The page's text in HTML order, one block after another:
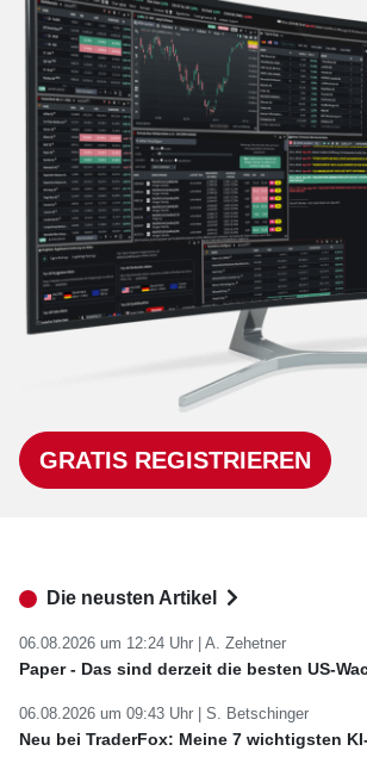
GRATIS REGISTRIEREN
Die neusten Artikel
06.08.2026 um 12:24 Uhr | A. Zehetner
Paper - Das sind derzeit die besten US-
06.08.2026 um 09:43 Uhr | S. Betschinger
Neu bei TraderFox: Meine 7 wichtigsten